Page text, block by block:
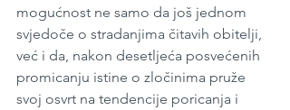
mogućnost ne samo da još jednom
svjedoče o stradanjima čitavih obitelji,
već i da, nakon desetljeća posvećenih
promicanju istine o zločinima pruže
svoj osvrt na tendencije poricanja i